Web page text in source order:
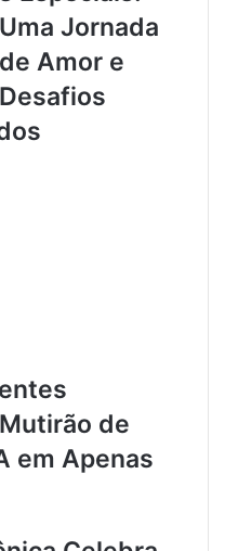
s
l
i
ê
n
d
e
F
i
s
Uma Jornada
de Amor e
Desafios
de
em Apenas